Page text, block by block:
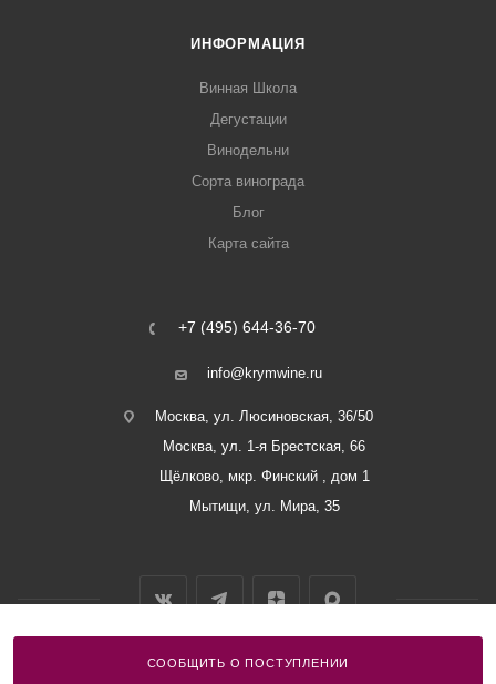
СООБЩИТЬ О ПОСТУПЛЕНИИ
ИНФОРМАЦИЯ
Винная Школа
Дегустации
Винодельни
Сорта винограда
Блог
Карта сайта
+7 (495) 644-36-70
info@krymwine.ru
Москва, ул. Люсиновская, 36/50
Москва, ул. 1-я Брестская, 66
Щёлково, мкр. Финский , дом 1
Мытищи, ул. Мира, 35